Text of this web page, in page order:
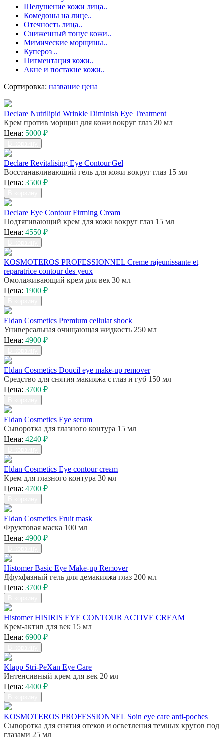
Шелушение кожи лица..
Комедоны на лице..
Отечность лица..
Сниженный тонус кожи..
Мимические морщины..
Купероз ..
Пигментация кожи..
Акне и постакне кожи..
Сортировка: название цена
Declare Nutrilipid Wrinkle Diminish Eye Treatment
Крем против морщин для кожи вокруг глаз 20 мл
Цена: 5000 ₽
Declare Revitalising Eye Contour Gel
Восстанавливающий гель для кожи вокруг глаз 15 мл
Цена: 3500 ₽
Declare Eye Contour Firming Cream
Подтягивающий крем для кожи вокруг глаз 15 мл
Цена: 4550 ₽
KOSMOTEROS PROFESSIONNEL Creme rajeunissante et
reparatrice contour des yeux
Омолаживающий крем для век 30 мл
Цена: 1900 ₽
Eldan Cosmetics Premium cellular shock
Универсальная очищающая жидкость 250 мл
Цена: 4900 ₽
Eldan Cosmetics Doucil eye make-up remover
Средство для снятия макияжа с глаз и губ 150 мл
Цена: 3700 ₽
Eldan Cosmetics Eye serum
Сыворотка для глазного контура 15 мл
Цена: 4240 ₽
Eldan Cosmetics Eye contour cream
Крем для глазного контура 30 мл
Цена: 4700 ₽
Eldan Cosmetics Fruit mask
Фруктовая маска 100 мл
Цена: 4900 ₽
Histomer Basic Eye Make-up Remover
Дфухфазный гель для демакияжа глаз 200 мл
Цена: 3700 ₽
Histomer HISIRIS EYE CONTOUR ACTIVE CREAM
Крем-актив для век 15 мл
Цена: 6900 ₽
Klapp Stri-PeXan Eye Care
Интенсивный крем для век 20 мл
Цена: 4400 ₽
KOSMOTEROS PROFESSIONNEL Soin eye care anti-poches
Сыворотка для снятия отеков и осветления темных кругов под
глазами 25 мл